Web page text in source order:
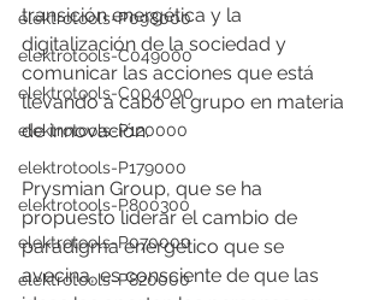
elektrotools-P098000
elektrotools-C049000
elektrotools-C004000
elektrotools-P120000
elektrotools-P179000
elektrotools-P800300
elektrotools-P070000
elektrotools-P820000
transición energética y la
digitalización de la sociedad y
comunicar las acciones que está
llevando a cabo el grupo en materia
de innovación.
Prysmian Group, que se ha
propuesto liderar el cambio de
paradigma energético que se
avecina, es consciente de que las